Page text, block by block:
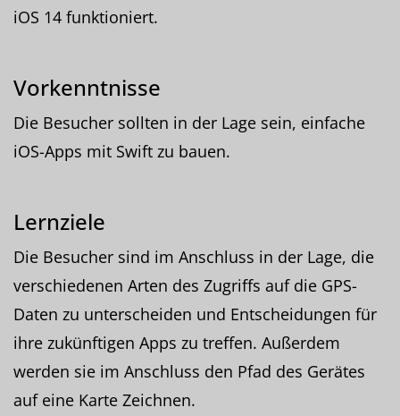
iOS 14 funktioniert.
Vorkenntnisse
Die Besucher sollten in der Lage sein, einfache
iOS-Apps mit Swift zu bauen.
Lernziele
Die Besucher sind im Anschluss in der Lage, die
verschiedenen Arten des Zugriffs auf die GPS-
Daten zu unterscheiden und Entscheidungen für
ihre zukünftigen Apps zu treffen. Außerdem
werden sie im Anschluss den Pfad des Gerätes
auf eine Karte Zeichnen.